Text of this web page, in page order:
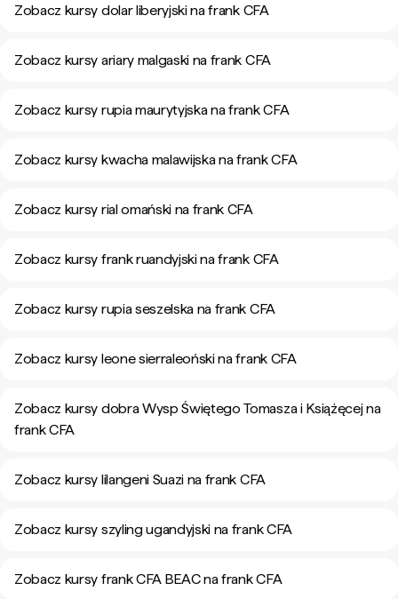
Zobacz kursy dolar liberyjski na frank CFA
Zobacz kursy ariary malgaski na frank CFA
Zobacz kursy rupia maurytyjska na frank CFA
Zobacz kursy kwacha malawijska na frank CFA
Zobacz kursy rial omański na frank CFA
Zobacz kursy frank ruandyjski na frank CFA
Zobacz kursy rupia seszelska na frank CFA
Zobacz kursy leone sierraleoński na frank CFA
Zobacz kursy dobra Wysp Świętego Tomasza i Książęcej na
frank CFA
Zobacz kursy lilangeni Suazi na frank CFA
Zobacz kursy szyling ugandyjski na frank CFA
Zobacz kursy frank CFA BEAC na frank CFA